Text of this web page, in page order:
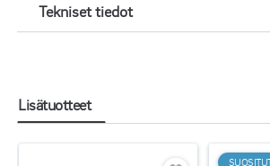
Tekniset tiedot
Lisätuotteet